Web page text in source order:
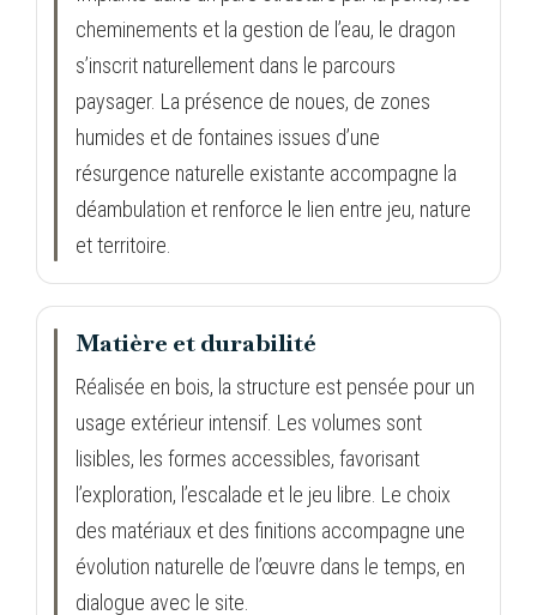
cheminements et la gestion de l’eau, le dragon
s’inscrit naturellement dans le parcours
paysager. La présence de noues, de zones
humides et de fontaines issues d’une
résurgence naturelle existante accompagne la
déambulation et renforce le lien entre jeu, nature
et territoire.
Matière et durabilité
Réalisée en bois, la structure est pensée pour un
usage extérieur intensif. Les volumes sont
lisibles, les formes accessibles, favorisant
l’exploration, l’escalade et le jeu libre. Le choix
des matériaux et des finitions accompagne une
évolution naturelle de l’œuvre dans le temps, en
dialogue avec le site.